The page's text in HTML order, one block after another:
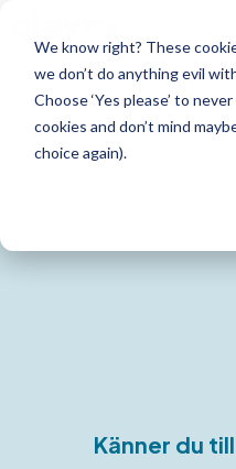
We know right? These
we don’t do anything evil
Choose ‘Yes please’ to
cookies and don’t mind
choice again).
Känner du